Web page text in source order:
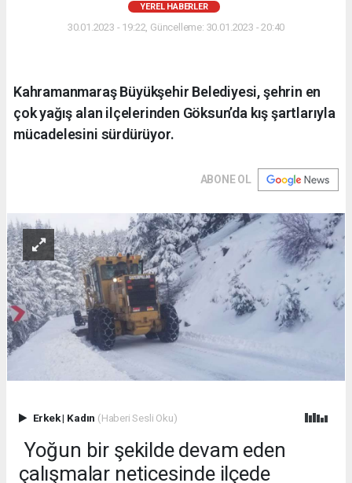
YEREL HABERLER
30.01.2023 - 19:22, Güncelleme: 30.01.2023 - 20:40
Kahramanmaraş Büyükşehir Belediyesi, şehrin en
çok yağış alan ilçelerinden Göksun’da kış şartlarıyla
mücadelesini sürdürüyor.
ABONE OL
Erkek| Kadın (Haberi Sesli Oku)
Yoğun bir şekilde devam eden
çalışmalar neticesinde ilçede